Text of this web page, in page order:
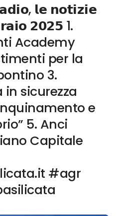
𝗹𝗲 𝗻𝗼𝘁𝗶𝘇𝗶𝗲
𝟮𝟬𝟮𝟱 1.
Academy
per la
3.
sicurezza
e
5. Anci
Capitale
#agr